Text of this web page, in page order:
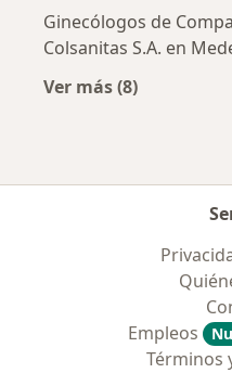
Ginecólogos de
Colsanitas S.A. en
Ver más (8)
Empleos
Términos